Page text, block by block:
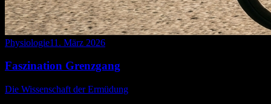
Physiologie11. März 2026
Faszination Grenzgang
Die Wissenschaft der Ermüdung